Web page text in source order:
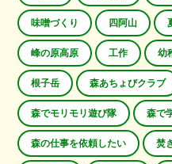
味噌づくり 四阿山
峰の原高原 工作 幼
根子岳 森あちょびクラブ
森でモリモリ遊び隊 森で
森の仕事を依頼したい 焚